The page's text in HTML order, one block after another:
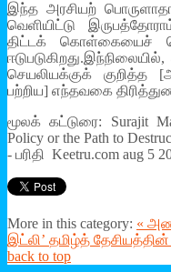
இந்த அரசியற்
வெளியிட்டு
திட்டக் கொள்கையைச்
செயலியக்குக்
பற்றிய] எந்தவகை
மூலக் கட்டுரை: Surajit
Policy or the Path to
- பரிதி Keetru.com aug 5
More in this category: «
இட்லி’ தமிழ்த் தேசியத்தின்
back to top